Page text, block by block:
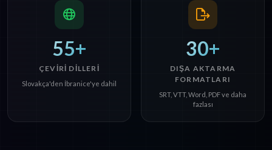
55+
ÇEVIRI DILLERI
Slovakça'den İbranice'ye dahil
30+
DIŞA AKTARMA
FORMATLARI
SRT, VTT, Word, PDF ve daha
fazlası